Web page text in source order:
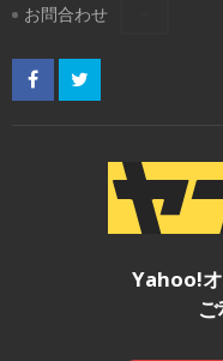
お問合わせ
Yahoo!